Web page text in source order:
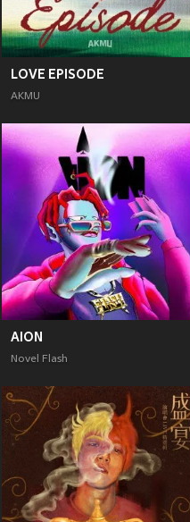
LOVE EPISODE
AKMU
AION
Novel Flash